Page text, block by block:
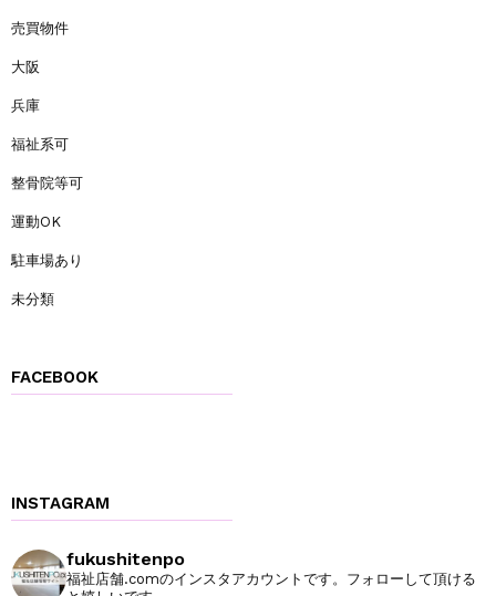
売買物件
大阪
兵庫
福祉系可
整骨院等可
運動OK
駐車場あり
未分類
FACEBOOK
INSTAGRAM
fukushitenpo
福祉店舗.comのインスタアカウントです。フォローして頂ける